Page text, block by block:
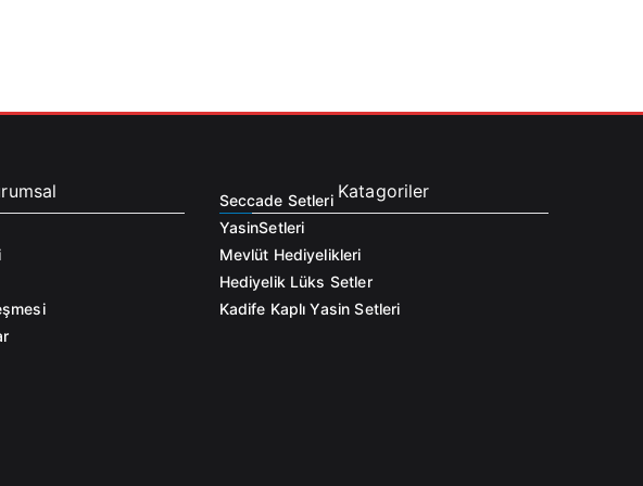
Katagoriler
Seccade Setleri
YasinSetleri
Mevlüt Hediyelikleri
Hediyelik Lüks Setler
Kadife Kaplı Yasin Setleri